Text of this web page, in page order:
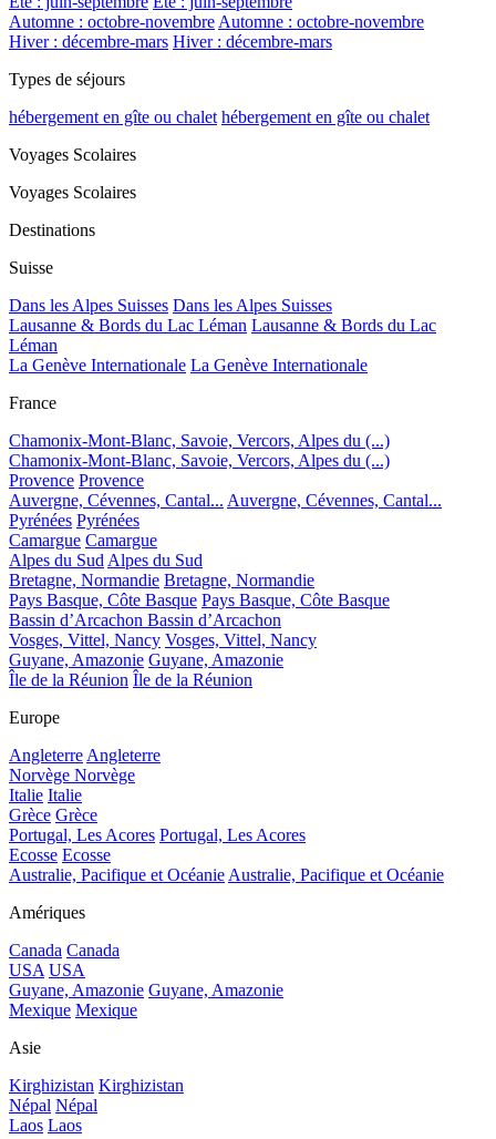
Automne : octobre-novembre Automne : octobre-novembre
Hiver : décembre-mars Hiver : décembre-mars
Types de séjours
hébergement en gîte ou chalet hébergement en gîte ou chalet
Voyages Scolaires
Voyages Scolaires
Destinations
Suisse
Dans les Alpes Suisses Dans les Alpes Suisses
Lausanne & Bords du Lac Léman Lausanne & Bords du Lac
Léman
La Genève Internationale La Genève Internationale
France
Chamonix-Mont-Blanc, Savoie, Vercors, Alpes du (...)
Chamonix-Mont-Blanc, Savoie, Vercors, Alpes du (...)
Provence Provence
Auvergne, Cévennes, Cantal... Auvergne, Cévennes, Cantal...
Pyrénées Pyrénées
Camargue Camargue
Alpes du Sud Alpes du Sud
Bretagne, Normandie Bretagne, Normandie
Pays Basque, Côte Basque Pays Basque, Côte Basque
Bassin d’Arcachon Bassin d’Arcachon
Vosges, Vittel, Nancy Vosges, Vittel, Nancy
Guyane, Amazonie Guyane, Amazonie
Île de la Réunion Île de la Réunion
Europe
Angleterre Angleterre
Norvège Norvège
Italie Italie
Grèce Grèce
Portugal, Les Acores Portugal, Les Acores
Ecosse Ecosse
Australie, Pacifique et Océanie Australie, Pacifique et Océanie
Amériques
Canada Canada
USA USA
Guyane, Amazonie Guyane, Amazonie
Mexique Mexique
Asie
Kirghizistan Kirghizistan
Népal Népal
Laos Laos